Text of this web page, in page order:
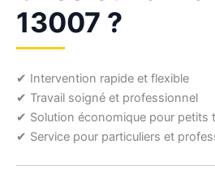
13007 ?
✔ Intervention rapide et flexible
✔ Travail soigné et professionnel
✔ Solution économique pour petits
✔ Service pour particuliers et